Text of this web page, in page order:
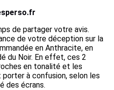
de partager votre avis.
de votre déception sur la
en Anthracite, en
du Noir. En effet, ces 2
en tonalité et les
à confusion, selon les
des écrans.